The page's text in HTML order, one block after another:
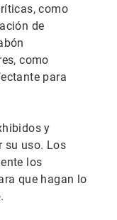
como
de
como
para
y
su uso. Los
los
que hagan lo